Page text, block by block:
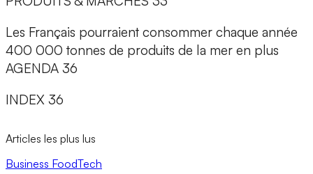
Les Français pourraient consommer chaque année
400 000 tonnes de produits de la mer en plus
AGENDA 36
INDEX 36
Articles les plus lus
Business FoodTech